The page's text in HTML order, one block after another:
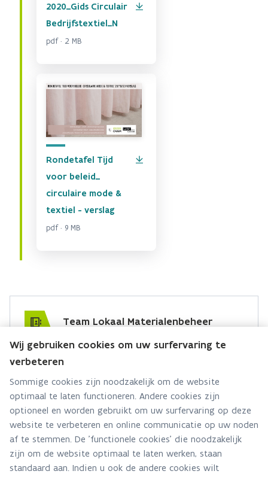
2020_Gids Circulair
Bedrijfstextiel_N
pdf · 2 MB
Rondetafel Tijd
voor beleid_
circulaire mode &
textiel - verslag
pdf · 9 MB
Team Lokaal Materialenbeheer
Hebt u een vraag voor dit team? Stel ze hier:
Via contact formulier
Alle contactgegevens
Adres
Stationsstraat 110
2800 Mechelen
Wij gebruiken cookies om uw surfervaring te
verbeteren
Sommige cookies zijn noodzakelijk om de website
optimaal te laten functioneren. Andere cookies zijn
optioneel en worden gebruikt om uw surfervaring op deze
website te verbeteren en online communicatie op uw noden
af te stemmen. De 'functionele cookies' die noodzakelijk
zijn om de website optimaal te laten werken, staan
standaard aan. Indien u ook de andere cookies wilt